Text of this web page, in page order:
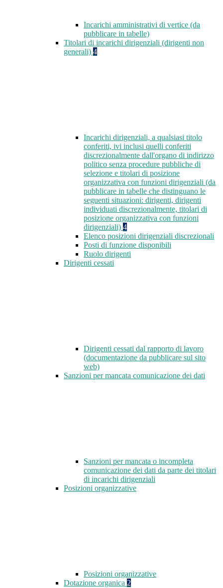
Incarichi amministrativi di vertice (da
pubblicare in tabelle)
Titolari di incarichi dirigenziali (dirigenti non
generali) 4
Incarichi dirigenziali, a qualsiasi titolo
conferiti, ivi inclusi quelli conferiti
discrezionalmente dall'organo di indirizzo
politico senza procedure pubbliche di
selezione e titolari di posizione
organizzativa con funzioni dirigenziali (da
pubblicare in tabelle che distinguano le
seguenti situazioni: dirigenti, dirigenti
individuati discrezionalmente, titolari di
posizione organizzativa con funzioni
dirigenziali) 4
Elenco posizioni dirigenziali discrezionali
Posti di funzione disponibili
Ruolo dirigenti
Dirigenti cessati
Dirigenti cessati dal rapporto di lavoro
(documentazione da pubblicare sul sito
web)
Sanzioni per mancata comunicazione dei dati
Sanzioni per mancata o incompleta
comunicazione dei dati da parte dei titolari
di incarichi dirigenziali
Posizioni organizzative
Posizioni organizzative
Dotazione organica 2